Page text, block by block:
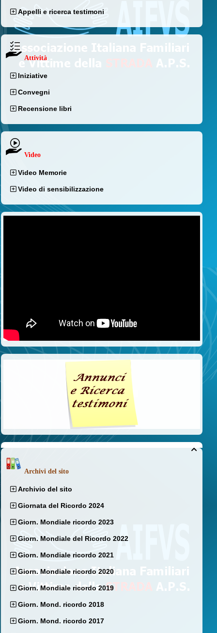
Appelli e ricerca testimoni
Attività
Iniziative
Convegni
Recensione libri
Video
Video Memorie
Video di sensibilizzazione

Archivi del sito
Archivio del sito
Giornata del Ricordo 2024
Giorn. Mondiale ricordo 2023
Giorn. Mondiale del Ricordo 2022
Giorn. Mondiale ricordo 2021
Giorn. Mondiale ricordo 2020
Giorn. Mondiale ricordo 2019
Giorn. Mond. ricordo 2018
Giorn. Mond. ricordo 2017